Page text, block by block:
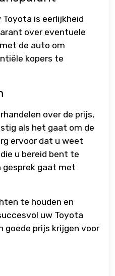
is eerlijkheid
over eventuele
de auto om
kopers te
over de prijs,
als het gaat om de
ervoor dat u weet
u bereid bent te
gesprek gaat met
te houden en
uw Toyota
goede prijs krijgen voor